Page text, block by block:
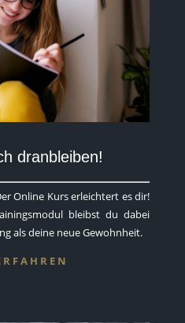
dranbleiben!
Online Kurs erleichtert es dir!
bleibst du dabei
als deine neue Gewohnheit.
F A H R E N